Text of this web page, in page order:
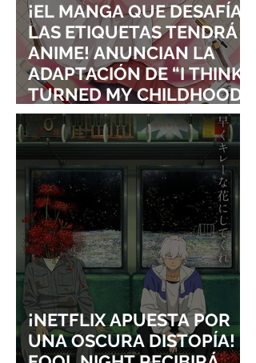
¡EL MANGA QUE DESAFÍA
LAS ETIQUETAS TENDRÁ
ANIME! ANUNCIAN LA
ADAPTACIÓN DE “I THINK I
TURNED MY CHILDHOOD
FRIEND INTO A GIRL”
¡NETFLIX APUESTA POR
UNA OSCURA DISTOPÍA!